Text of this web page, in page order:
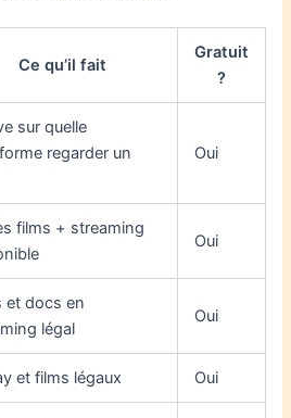
Ce qu’il fait
Gratuit
?
sur quelle
regarder un
Oui
films + streaming
Oui
et docs en
légal
Oui
et films légaux Oui